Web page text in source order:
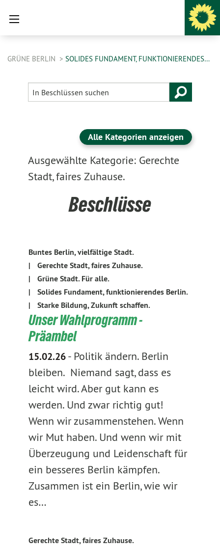
GRÜNE BERLIN SOLIDES FUNDAMENT, FUNKTIONIERENDES…
Alle Kategorien anzeigen
Ausgewählte Kategorie: Gerechte
Stadt, faires Zuhause.
Beschlüsse
Buntes Berlin, vielfältige Stadt.
|
Gerechte Stadt, faires Zuhause.
|
Grüne Stadt. Für alle.
|
Solides Fundament, funktionierendes Berlin.
|
Starke Bildung, Zukunft schaffen.
Unser Wahlprogramm -
Präambel
15.02.26- Politik ändern. Berlin
bleiben. Niemand sagt, dass es
leicht wird. Aber gut kann es
werden. Und zwar richtig gut!
Wenn wir zusammenstehen. Wenn
wir Mut haben. Und wenn wir mit
Überzeugung und Leidenschaft für
ein besseres Berlin kämpfen.
Zusammen ist ein Berlin, wie wir
es…
Gerechte Stadt, faires Zuhause.